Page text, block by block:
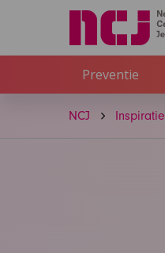
Preventie
NCJ Inspiratie